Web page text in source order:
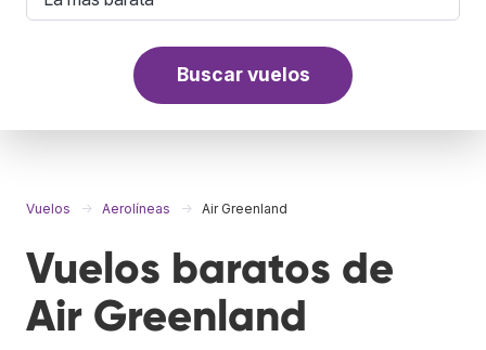
Buscar vuelos
Vuelos Aerolíneas Air Greenland
Vuelos baratos de
Air Greenland